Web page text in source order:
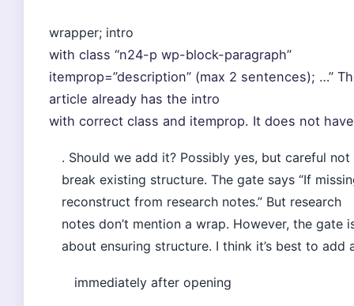
wrapper; intro
with class “n24-p wp-block-paragraph”
itemprop=”description” (max 2 sentences); …”
article already has the intro
with correct class and itemprop. It does not
. Should we add it? Possibly yes, but careful
break existing structure. The gate says “If
reconstruct from research notes.” But research
notes don’t mention a wrap. However, the gate
about ensuring structure. I think it’s best to add
immediately after opening